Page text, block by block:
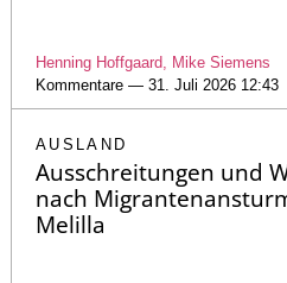
Henning Hoffgaard, Mike Siemens
Kommentare — 31. Juli 2026 12:43
AUSLAND
Ausschreitungen und
nach
Melilla